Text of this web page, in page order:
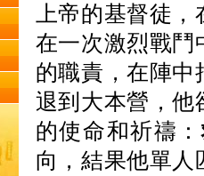
上帝的基督徒
在一次激烈戰鬥
的職責，在陣中
退到大本營，他
的使命和祈禱：
向，結果他單人